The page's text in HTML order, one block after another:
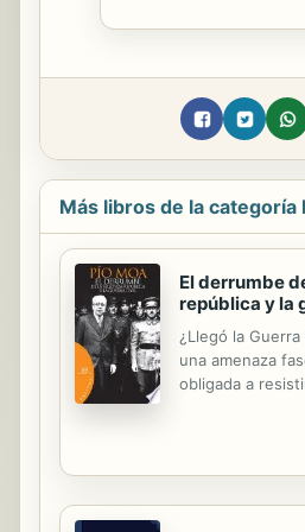
Más libros de la categoría
El derrumbe
república y la
¿Llegó la
una amenaza
obligada a
derecha hubo
comenzó la
en ello la
libro